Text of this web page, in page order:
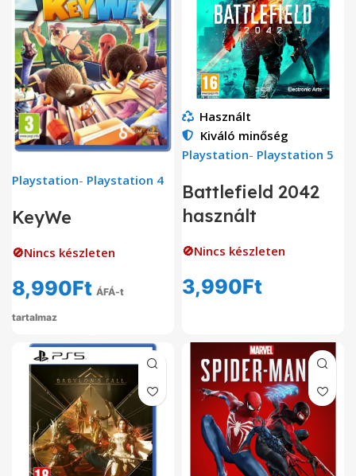
Playstation- Playstation 4
KeyWe
🚫Nincs készleten
8,990Ft ÁFÁ-t
tartalmaz
Használt
Kiváló minőség
Playstation- Playstation 5
Battlefield 2042
használt
🚫Nincs készleten
3,990Ft